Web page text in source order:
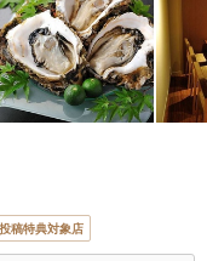
稿特典対象店